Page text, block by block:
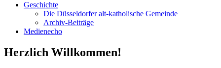
Geschichte
Die Düsseldorfer alt-katholische Gemeinde
Archiv-Beiträge
Medienecho
Herzlich Willkommen!